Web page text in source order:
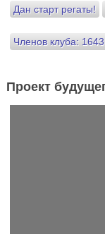
Дан старт регаты!
Членов клуба: 1643
Проект